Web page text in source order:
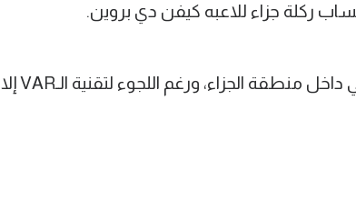
ركلة جزاء للاعبه كيفن دي بروين.
ويلفريد زاها لاعب بالاس تدخل على البلجيكي داخل منطقة الجزاء، ورغم اللجوء لتقنية الـVAR إلا